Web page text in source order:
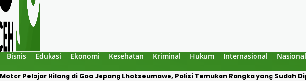
Bisnis Edukasi Ekonomi Kesehatan Kriminal Hukum Internasional Nasional
Mengaku Polisi, Tiga Pria Diduga Culik Warga di Pidie Jaya, Korban Disekap Dua Hari